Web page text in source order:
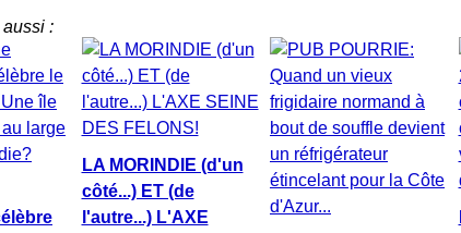
aussi :
LA MORINDIE (d'un
côté...) ET (de
l'autre...) L'AXE